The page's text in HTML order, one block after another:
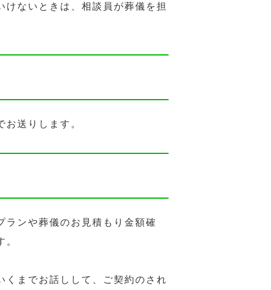
けないときは、相談員が葬儀を担
送りします。
ランや葬儀のお見積もり金額確
くまでお話しして、ご契約のされ